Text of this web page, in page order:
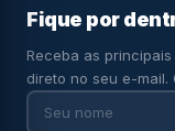
Fique por
Receba as
direto no seu e-mail.